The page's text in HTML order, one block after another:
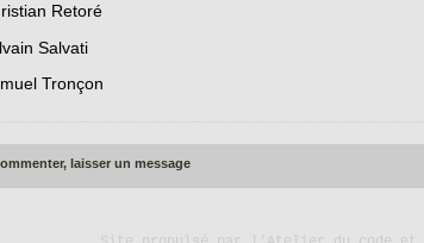
Retoré
Salvati
Tronçon
laisser un message